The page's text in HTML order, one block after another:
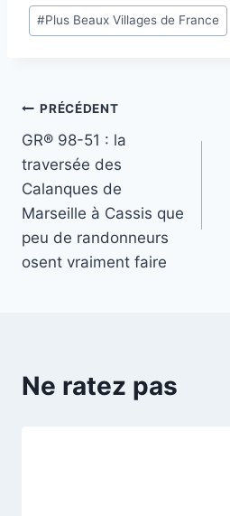
Étiquettes
de
#Plus Beaux Villages de France
Navigation
de
l’article
PRÉCÉDENT
GR® 98-51 : la
traversée des
Calanques de
Marseille à Cassis que
peu de randonneurs
osent vraiment faire
Ne ratez pas